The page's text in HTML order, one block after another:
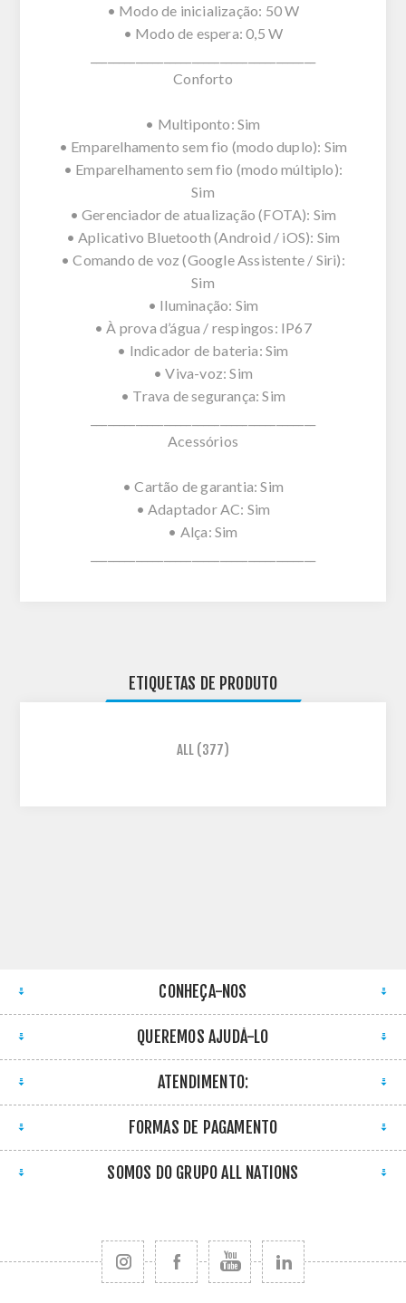
• Modo de inicialização: 50 W
• Modo de espera: 0,5 W
Conforto
• Multiponto: Sim
• Emparelhamento sem fio (modo duplo): Sim
• Emparelhamento sem fio (modo múltiplo):
Sim
• Gerenciador de atualização (FOTA): Sim
• Aplicativo Bluetooth (Android / iOS): Sim
• Comando de voz (Google Assistente / Siri):
Sim
• Iluminação: Sim
• À prova d’água / respingos: IP67
• Indicador de bateria: Sim
• Viva-voz: Sim
• Trava de segurança: Sim
Acessórios
• Cartão de garantia: Sim
• Adaptador AC: Sim
• Alça: Sim
ETIQUETAS DE PRODUTO
ALL (377)
CONHEÇA-NOS
QUEREMOS AJUDÁ-LO
ATENDIMENTO:
FORMAS DE PAGAMENTO
SOMOS DO GRUPO ALL NATIONS